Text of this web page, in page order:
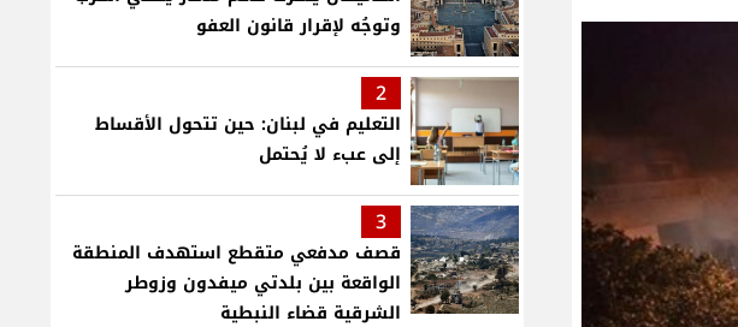
وتوجُه لإقرار قانون العفو
2
التعليم في لبنان: حين تتحول الأقساط
إلى عبء لا يُحتمل
3
قصف مدفعي متقطع استهدف المنطقة
الواقعة بين بلدتي ميفدون وزوطر
الشرقية قضاء النبطية